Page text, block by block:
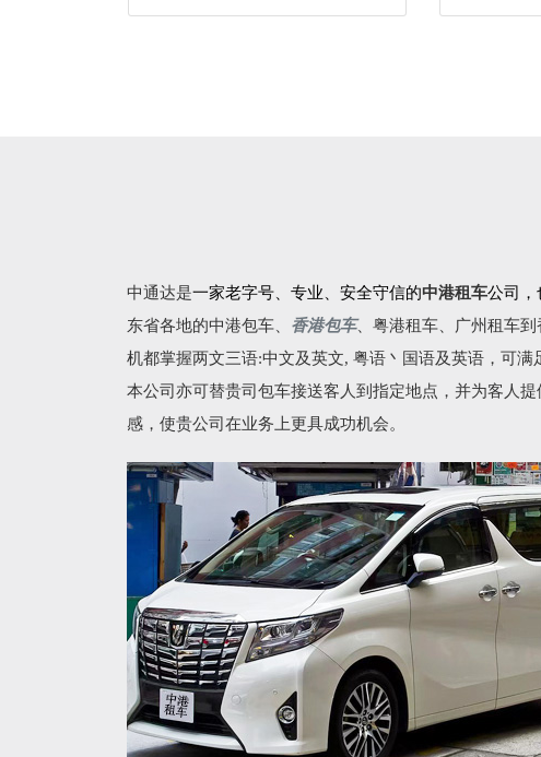
中通达是一家老字号、专业、安全守信的中港租车公司，
东省各地的中港包车 香港包车、 粤港租车 、广州租车到
机都掌握两文三语:中文及英文, 粤语丶国语及英语，可满
本公司亦可替贵司包车接送客人到指定地点，并为客人
感，使贵公司在业务上更具成功机会。